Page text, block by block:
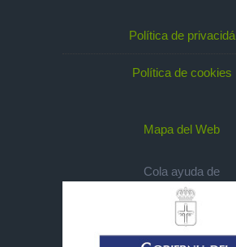
Política de privacidá
Política de cookies
Mapa del Web
Cola ayuda de